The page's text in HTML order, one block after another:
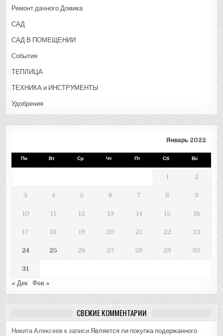
Ремонт дачного Домика
САД
САД В ПОМЕЩЕНИИ
События
ТЕПЛИЦА
ТЕХНИКА и ИНСТРУМЕНТЫ
Удобрения
Январь 2022
Пн Вт Ср Чт Пт Сб Вс
1 2
3 4 5 6 7 8 9
10 11 12 13 14 15 16
17 18 19 20 21 22 23
24 25 26 27 28 29 30
31
« Дек
Фев »
СВЕЖИЕ КОММЕНТАРИИ
Никита Алексеев к записи Является ли покупка подержанного